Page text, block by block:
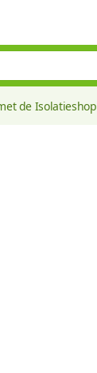
de Isolatieshop